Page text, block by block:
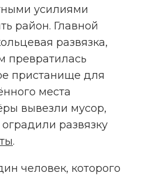
усилиями
район. Главной
развязка,
превратилась
пристанище для
места
вывезли мусор,
развязку
.
человек, которого